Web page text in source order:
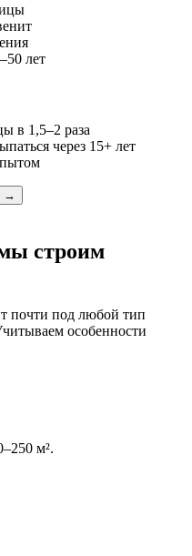
лет
в 1,5–2 раза
через 15+ лет
→
строим
почти под любой тип
особенности
м².